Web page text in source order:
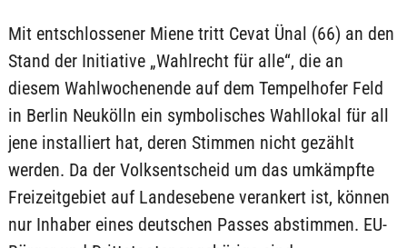
Mit entschlossener Miene tritt Cevat Ünal (66) an den
Stand der Initiative „Wahlrecht für alle“, die an
diesem Wahlwochenende auf dem Tempelhofer Feld
in Berlin Neukölln ein symbolisches Wahllokal für all
jene installiert hat, deren Stimmen nicht gezählt
werden. Da der Volksentscheid um das umkämpfte
Freizeitgebiet auf Landesebene verankert ist, können
nur Inhaber eines deutschen Passes abstimmen. EU-